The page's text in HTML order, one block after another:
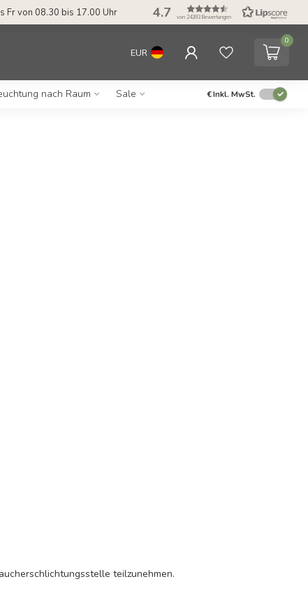
Fr von 08.30 bis 17.00 Uhr 4.7 von 24393 Bewertungen
EUR
0
nach Raum Sale €Inkl. MwSt.
teilzunehmen.